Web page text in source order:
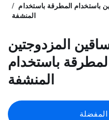
باستخدام المطرقة باستخدام
المنشفة
المزدوجتين
باستخدام
المنشفة